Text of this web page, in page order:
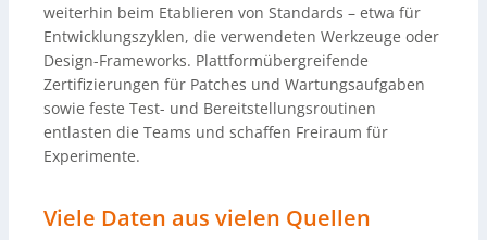
weiterhin beim Etablieren von Standards – etwa für
Entwicklungszyklen, die verwendeten Werkzeuge oder
Design-Frameworks. Plattformübergreifende
Zertifizierungen für Patches und Wartungsaufgaben
sowie feste Test- und Bereitstellungsroutinen
entlasten die Teams und schaffen Freiraum für
Experimente.
Viele Daten aus vielen Quellen